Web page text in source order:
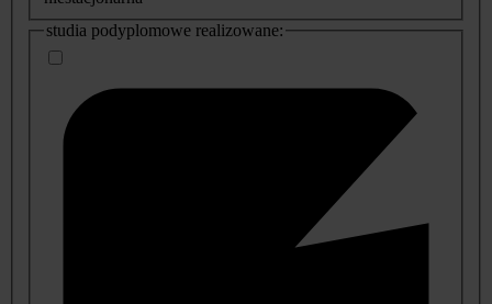
studia podyplomowe realizowane: